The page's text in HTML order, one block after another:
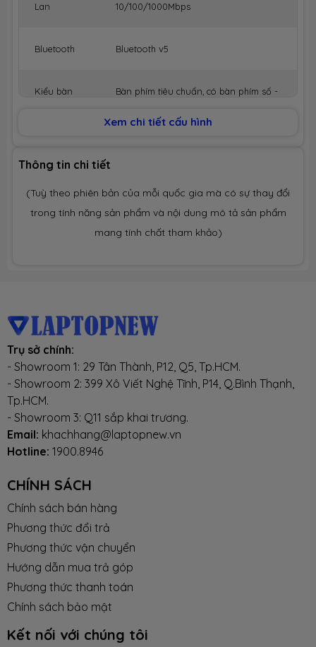
Lan 10/100/1000Mbps
Bluetooth Bluetooth v5
Kiểu bàn
Bàn phím tiêu chuẩn, có bàn phím số -
Kết nối USB
3 x USB 3.1 Type-A
1 x Thunderbolt3 (Type-C USB3.1)
1 x HDMI 2.0
Tai nghe
Camera HD camera
Dung lượng
4 cell /5280mAH
Sạc pin
Hệ điều
hành đi
kèm
Trọng
Lượng
Xem chi tiết cấu hình
Thông tin chi tiết
(Tuỳ theo phiên bản của mỗi quốc gia mà có sự thay đổi
trong tính năng sản phẩm và nội dung mô tả sản phẩm
mang tính chất tham khảo)
Trụ sở chính:
- Showroom 1: 29 Tân Thành, P12, Q5, Tp.HCM.
- Showroom 2: 399 Xô Viết Nghệ Tĩnh, P14, Q.Bình Thạnh,
Tp.HCM.
- Showroom 3: Q11 sắp khai trương.
Email: khachhang@laptopnew.vn
Hotline: 1900.8946
CHÍNH SÁCH
Chính sách bán hàng
Phương thức đổi trả
Phương thức vận chuyển
Hướng dẫn mua trả góp
Phương thức thanh toán
Chính sách bảo mật
Kết nối với chúng tôi